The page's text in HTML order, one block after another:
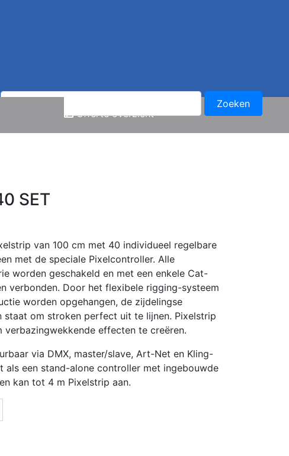
Zoeken
Offerte overzicht
SET
van 100 cm met 40 individueel regelbare
met de speciale Pixelcontroller. Alle
worden geschakeld en met een enkele Cat-
verbonden. Door het flexibele rigging-systeem
worden opgehangen, de zijdelingse
om stroken perfect uit te lijnen. Pixelstrip
effecten te creëren.
via DMX, master/slave, Art-Net en Kling-
als een stand-alone controller met ingebouwde
kan tot 4 m Pixelstrip aan.